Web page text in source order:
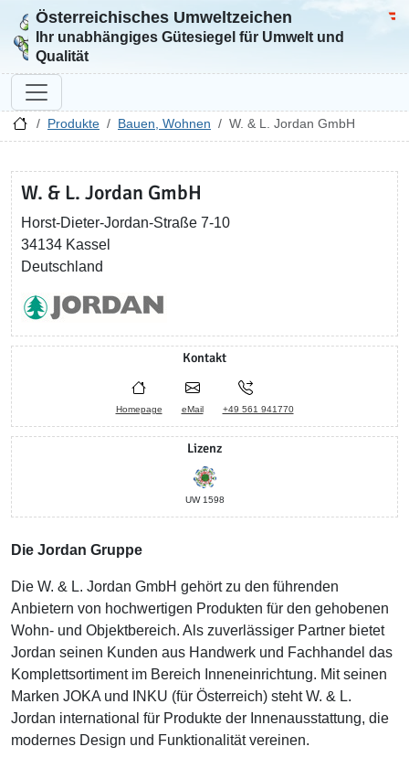
Zur Startseite
Österreichisches Umweltzeichen
Ihr unabhängiges Gütesiegel für Umwelt und
Qualität
Produkte Bauen, Wohnen W. & L. Jordan GmbH
W. & L. Jordan GmbH
Horst-Dieter-Jordan-Straße 7-10
34134 Kassel
Deutschland
Kontakt
Homepage eMail +49 561 941770
Lizenz
UW 1598
Die Jordan Gruppe
Die W. & L. Jordan GmbH gehört zu den führenden
Anbietern von hochwertigen Produkten für den gehobenen
Wohn- und Objektbereich. Als zuverlässiger Partner bietet
Jordan seinen Kunden aus Handwerk und Fachhandel das
Komplettsortiment im Bereich Inneneinrichtung. Mit seinen
Marken JOKA und INKU (für Österreich) steht W. & L.
Jordan international für Produkte der Innenausstattung, die
modernes Design und Funktionalität vereinen.